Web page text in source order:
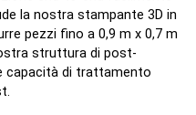
la nostra stampante 3D in
pezzi fino a 0,9 m x 0,7 m
struttura di post-
capacità di trattamento